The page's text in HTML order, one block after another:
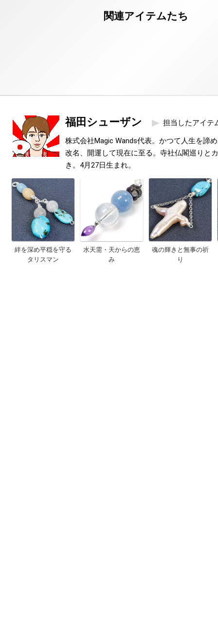
福田シューザン 担当したアイテ
株式会社Magic Wands代表。かつて人生を諦
改名、開運して現在に至る。寺社仏閣巡りと
き。4月27日生まれ。
絆を深め平穏を守る
タリスマン
水天需・天からの恵
み
魂の輝きと無事の祈
り